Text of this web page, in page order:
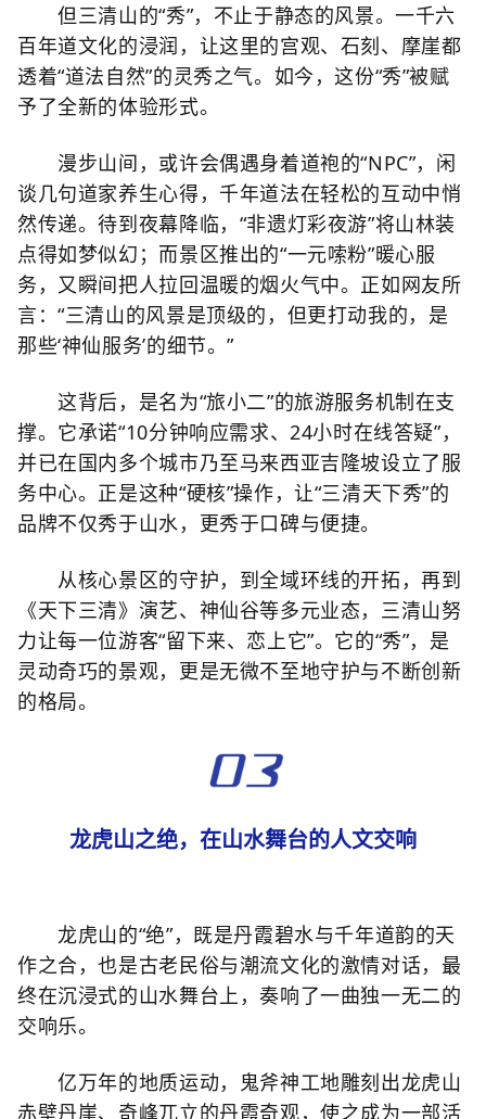
但三清山的“秀”，不止于静态的风景。一千六
百年道文化的浸润，让这里的宫观、石刻、摩崖都
透着“道法自然”的灵秀之气。如今，这份“秀”被赋
予了全新的体验形式。
漫步山间，或许会偶遇身着道袍的“NPC”，闲
谈几句道家养生心得，千年道法在轻松的互动中悄
然传递。待到夜幕降临，“非遗灯彩夜游”将山林装
点得如梦似幻；而景区推出的“一元嗦粉”暖心服
务，又瞬间把人拉回温暖的烟火气中。正如网友所
言：“三清山的风景是顶级的，但更打动我的，是
那些‘神仙服务’的细节。”
这背后，是名为“旅小二”的旅游服务机制在支
撑。它承诺“10分钟响应需求、24小时在线答疑”，
并已在国内多个城市乃至马来西亚吉隆坡设立了服
务中心。正是这种“硬核”操作，让“三清天下秀”的
品牌不仅秀于山水，更秀于口碑与便捷。
从核心景区的守护，到全域环线的开拓，再到
《天下三清》演艺、神仙谷等多元业态，三清山努
力让每一位游客“留下来、恋上它”。它的“秀”，是
灵动奇巧的景观，更是无微不至地守护与不断创新
的格局。
龙虎山之绝，在山水舞台的人文交响
龙虎山的“绝”，既是丹霞碧水与千年道韵的天
作之合，也是古老民俗与潮流文化的激情对话，最
终在沉浸式的山水舞台上，奏响了一曲独一无二的
交响乐。
亿万年的地质运动，鬼斧神工地雕刻出龙虎山
赤壁丹崖、奇峰兀立的丹霞奇观，使之成为一部活